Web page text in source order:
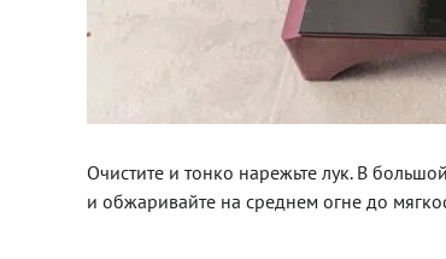
Очистите и тонко нарежьте лук. В
и обжаривайте на среднем огне до